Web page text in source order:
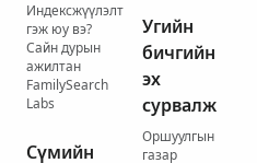
Индексжүүлэлт
гэж юу вэ?
Сайн дурын
ажилтан
FamilySearch
Labs
Сүмийн
Угийн
бичгийн
эх
сурвалж
Оршуулгын
газар